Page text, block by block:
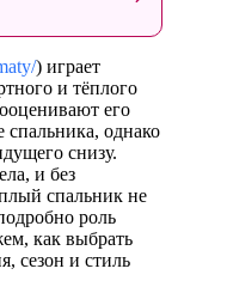
) играет
и тёплого
его
спальника, однако
снизу.
и без
спальник не
роль
как выбрать
сезон и стиль